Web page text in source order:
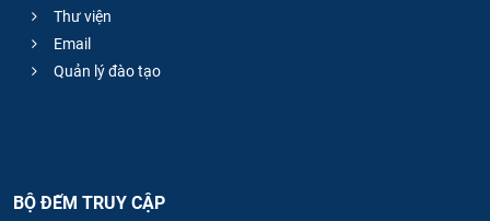
Thư viện
Email
Quản lý đào tạo
BỘ ĐẾM TRUY CẬP